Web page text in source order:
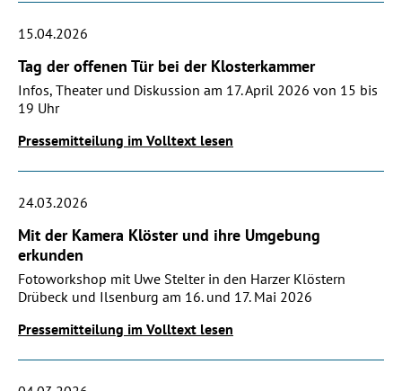
15.04.2026
Tag der offenen Tür bei der Klosterkammer
Infos, Theater und Diskussion am 17. April 2026 von 15 bis
19 Uhr
Pressemitteilung im Volltext lesen
24.03.2026
Mit der Kamera Klöster und ihre Umgebung
erkunden
Fotoworkshop mit Uwe Stelter in den Harzer Klöstern
Drübeck und Ilsenburg am 16. und 17. Mai 2026
Pressemitteilung im Volltext lesen